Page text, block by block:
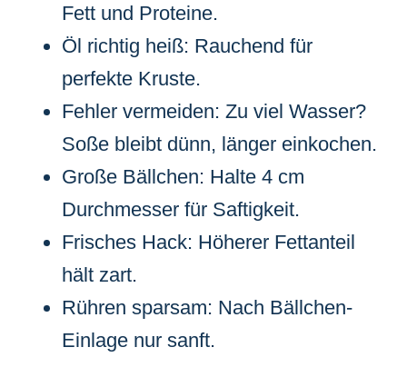
Fett und Proteine.
Öl richtig heiß: Rauchend für
perfekte Kruste.
Fehler vermeiden: Zu viel Wasser?
Soße bleibt dünn, länger einkochen.
Große Bällchen: Halte 4 cm
Durchmesser für Saftigkeit.
Frisches Hack: Höherer Fettanteil
hält zart.
Rühren sparsam: Nach Bällchen-
Einlage nur sanft.